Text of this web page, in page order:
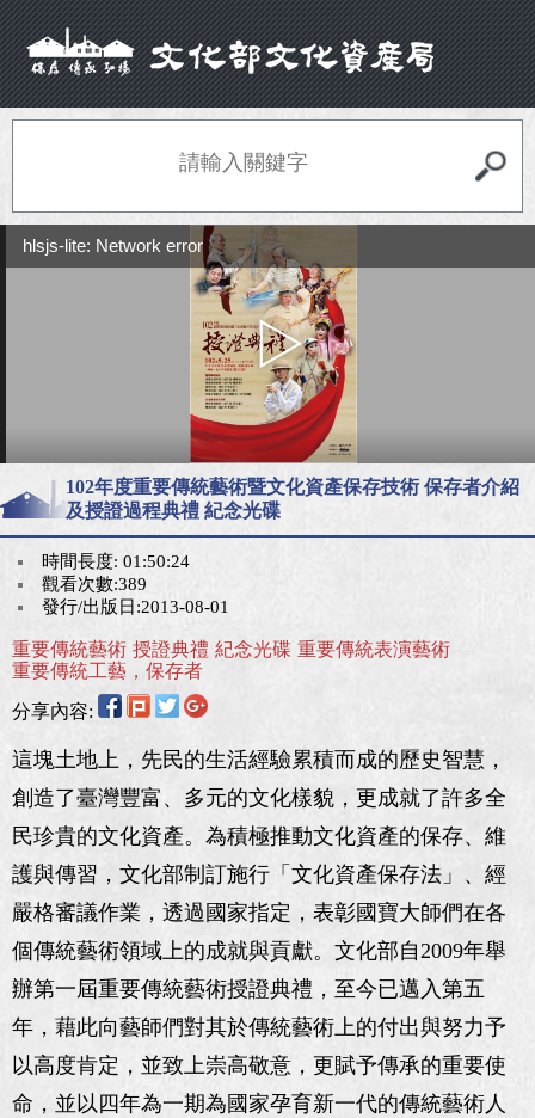
hlsjs-lite: Network error
102年度重要傳統藝術暨文化資產保存技術 保存者介紹
及授證過程典禮 紀念光碟
時間長度: 01:50:24
觀看次數:389
發行/出版日:2013-08-01
重要傳統藝術 授證典禮 紀念光碟 重要傳統表演藝術
重要傳統工藝，保存者
分享內容:
這塊土地上，先民的生活經驗累積而成的歷史智慧，
創造了臺灣豐富、多元的文化樣貌，更成就了許多全
民珍貴的文化資產。為積極推動文化資產的保存、維
護與傳習，文化部制訂施行「文化資產保存法」、經
嚴格審議作業，透過國家指定，表彰國寶大師們在各
個傳統藝術領域上的成就與貢獻。文化部自2009年舉
辦第一屆重要傳統藝術授證典禮，至今已邁入第五
年，藉此向藝師們對其於傳統藝術上的付出與努力予
以高度肯定，並致上崇高敬意，更賦予傳承的重要使
命，並以四年為一期為國家孕育新一代的傳統藝術人